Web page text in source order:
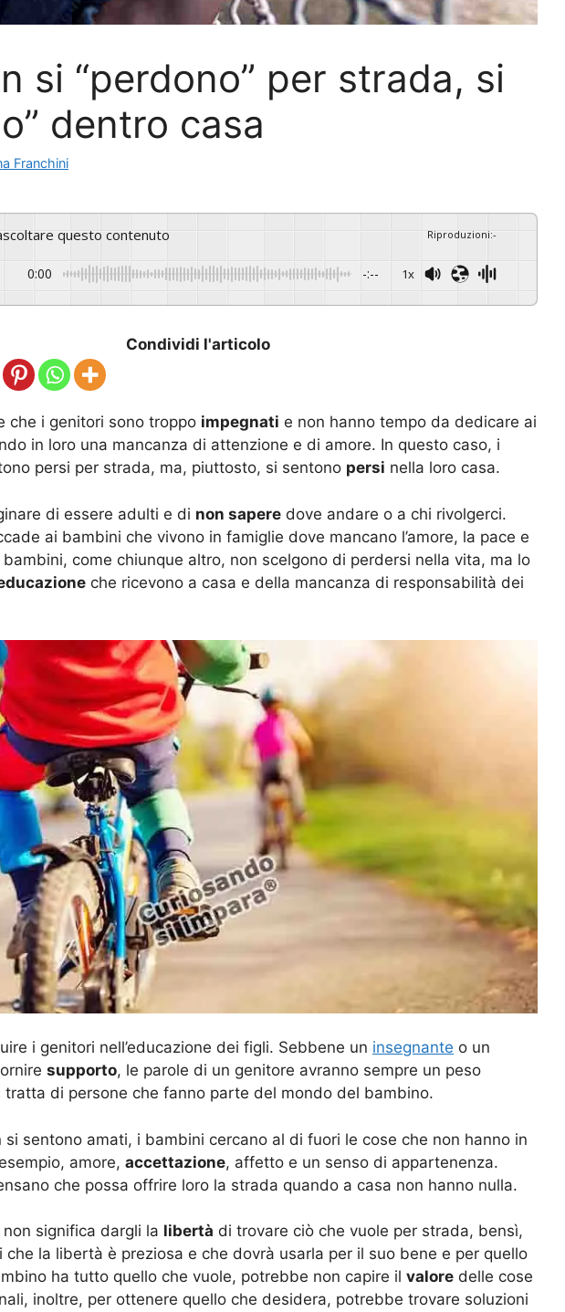
si “perdono” per strada, si
dentro casa
Franchini
questo contenuto Riproduzioni:-
0:00 -:-- 1x
Condividi l'articolo
che i genitori sono troppo impegnati e non hanno tempo da dedicare ai
in loro una mancanza di attenzione e di amore. In questo caso, i
persi per strada, ma, piuttosto, si sentono persi nella loro casa.
di essere adulti e di non sapere dove andare o a chi rivolgerci.
ai bambini che vivono in famiglie dove mancano l’amore, la pace e
bambini, come chiunque altro, non scelgono di perdersi nella vita, ma lo
che ricevono a casa e della mancanza di responsabilità dei
i genitori nell’educazione dei figli. Sebbene un insegnante o un
supporto, le parole di un genitore avranno sempre un peso
tratta di persone che fanno parte del mondo del bambino.
si sentono amati, i bambini cercano al di fuori le cose che non hanno in
amore, accettazione, affetto e un senso di appartenenza.
che possa offrire loro la strada quando a casa non hanno nulla.
significa dargli la libertà di trovare ciò che vuole per strada, bensì,
che la libertà è preziosa e che dovrà usarla per il suo bene e per quello
ha tutto quello che vuole, potrebbe non capire il valore delle cose
inoltre, per ottenere quello che desidera, potrebbe trovare soluzioni